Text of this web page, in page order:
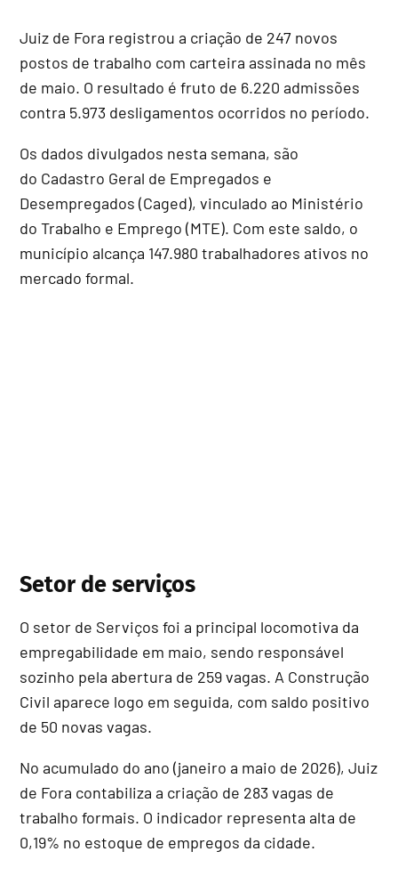
Juiz de Fora registrou a criação de 247 novos
postos de trabalho com carteira assinada no mês
de maio. O resultado é fruto de 6.220 admissões
contra 5.973 desligamentos ocorridos no período.
Os dados divulgados nesta semana, são
do Cadastro Geral de Empregados e
Desempregados (Caged), vinculado ao Ministério
do Trabalho e Emprego (MTE). Com este saldo, o
município alcança 147.980 trabalhadores ativos no
mercado formal.
Setor de serviços
O setor de Serviços foi a principal locomotiva da
empregabilidade em maio, sendo responsável
sozinho pela abertura de 259 vagas. A Construção
Civil aparece logo em seguida, com saldo positivo
de 50 novas vagas.
No acumulado do ano (janeiro a maio de 2026), Juiz
de Fora contabiliza a criação de 283 vagas de
trabalho formais. O indicador representa alta de
0,19% no estoque de empregos da cidade.